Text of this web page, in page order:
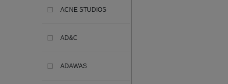
ACNE STUDIOS
AD&C
ADAWAS